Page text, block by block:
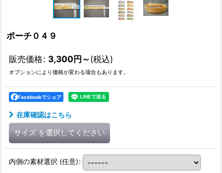
ポーチ０４９
販売価格: 3,300円～(税込)
オプションにより価格が変わる場合もあります。
Facebookでシェア
在庫確認はこちら
サイズ を選択してください
内側の素材選択 (任意):